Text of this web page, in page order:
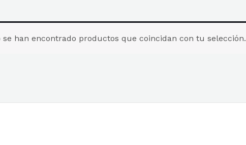
se han encontrado productos que coincidan con tu selección.